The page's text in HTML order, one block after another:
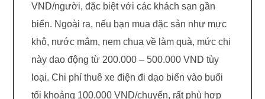
VND/người, đặc biệt với các khách sạn gần
biển. Ngoài ra, nếu bạn mua đặc sản như mực
khô, nước mắm, nem chua về làm quà, mức chi
này dao động từ 200.000 – 500.000 VND tùy
loại. Chi phí thuê xe điện đi dạo biển vào buổi
tối khoảng 100.000 VND/chuyến, rất phù hợp